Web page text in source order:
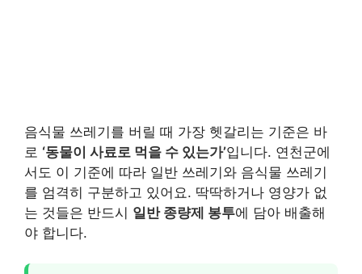
음식물 쓰레기를 버릴 때 가장 헷갈리는 기준은 바
로 ‘동물이 사료로 먹을 수 있는가’입니다. 연천군에
서도 이 기준에 따라 일반 쓰레기와 음식물 쓰레기
를 엄격히 구분하고 있어요. 딱딱하거나 영양가 없
는 것들은 반드시 일반 종량제 봉투에 담아 배출해
야 합니다.